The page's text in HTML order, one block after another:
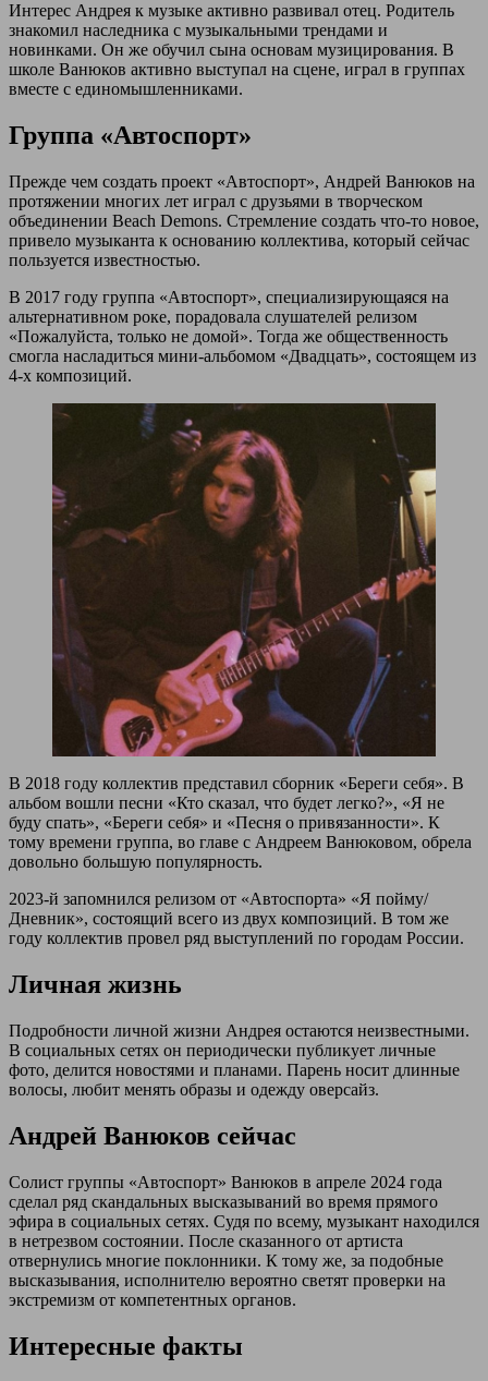
Интерес Андрея к музыке активно развивал отец. Родитель
знакомил наследника с музыкальными трендами и
новинками. Он же обучил сына основам музицирования. В
школе Ванюков активно выступал на сцене, играл в группах
вместе с единомышленниками.
Группа «Автоспорт»
Прежде чем создать проект «Автоспорт», Андрей Ванюков на
протяжении многих лет играл c друзьями в творческом
объединении Beach Demons. Стремление создать что-то новое,
привело музыканта к основанию коллектива, который сейчас
пользуется известностью.
В 2017 году группа «Автоспорт», специализирующаяся на
альтернативном роке, порадовала слушателей релизом
«Пожалуйста, только не домой». Тогда же общественность
смогла насладиться мини-альбомом «Двадцать», состоящем из
4-х композиций.
В 2018 году коллектив представил сборник «Береги себя». В
альбом вошли песни «Кто сказал, что будет легко?», «Я не
буду спать», «Береги себя» и «Песня о привязанности». К
тому времени группа, во главе с Андреем Ванюковом, обрела
довольно большую популярность.
2023-й запомнился релизом от «Автоспорта» «Я пойму/
Дневник», состоящий всего из двух композиций. В том же
году коллектив провел ряд выступлений по городам России.
Личная жизнь
Подробности личной жизни Андрея остаются неизвестными.
В социальных сетях он периодически публикует личные
фото, делится новостями и планами. Парень носит длинные
волосы, любит менять образы и одежду оверсайз.
Андрей Ванюков сейчас
Солист группы «Автоспорт» Ванюков в апреле 2024 года
сделал ряд скандальных высказываний во время прямого
эфира в социальных сетях. Судя по всему, музыкант находился
в нетрезвом состоянии. После сказанного от артиста
отвернулись многие поклонники. К тому же, за подобные
высказывания, исполнителю вероятно светят проверки на
экстремизм от компетентных органов.
Интересные факты